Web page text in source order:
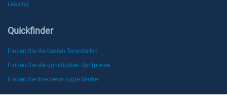
Leasing
Quickfinder
Finden Sie die besten Tankstellen
Finden Sie die günstigsten Spritpreise
Finden Sie Ihre bevorzugte Marke